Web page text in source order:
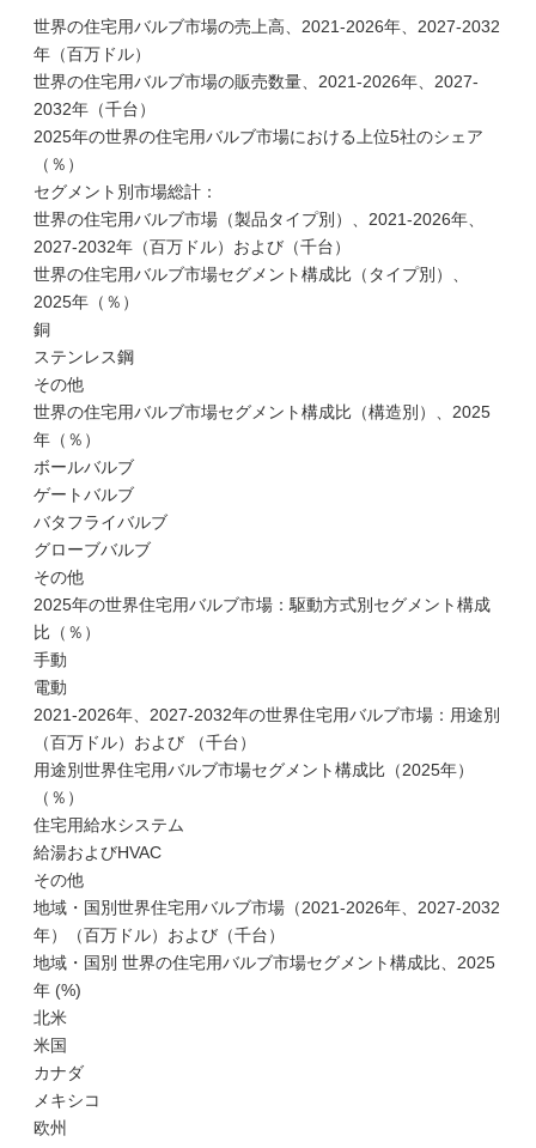
世界の住宅用バルブ市場の売上高、2021-2026年、2027-2032
年（百万ドル）
世界の住宅用バルブ市場の販売数量、2021-2026年、2027-
2032年（千台）
2025年の世界の住宅用バルブ市場における上位5社のシェア
（％）
セグメント別市場総計：
世界の住宅用バルブ市場（製品タイプ別）、2021-2026年、
2027-2032年（百万ドル）および（千台）
世界の住宅用バルブ市場セグメント構成比（タイプ別）、
2025年（％）
銅
ステンレス鋼
その他
世界の住宅用バルブ市場セグメント構成比（構造別）、2025
年（％）
ボールバルブ
ゲートバルブ
バタフライバルブ
グローブバルブ
その他
2025年の世界住宅用バルブ市場：駆動方式別セグメント構成
比（％）
手動
電動
2021-2026年、2027-2032年の世界住宅用バルブ市場：用途別
（百万ドル）および （千台）
用途別世界住宅用バルブ市場セグメント構成比（2025年）
（％）
住宅用給水システム
給湯およびHVAC
その他
地域・国別世界住宅用バルブ市場（2021-2026年、2027-2032
年）（百万ドル）および（千台）
地域・国別 世界の住宅用バルブ市場セグメント構成比、2025
年 (%)
北米
米国
カナダ
メキシコ
欧州